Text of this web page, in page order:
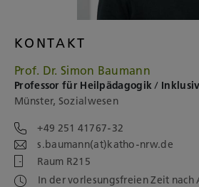
KONTAKT
Prof. Dr. Simon Baumann
Professor für Heilpädagogik /
Münster, Sozialwesen
+49 251 41767-32
s.baumann(at)katho-nrw.de
Raum R215
In der vorlesungsfreien Zeit